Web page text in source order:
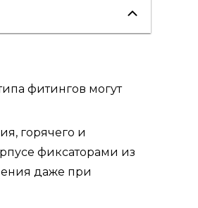
фитингов могут
горячего и
фиксаторами из
даже при